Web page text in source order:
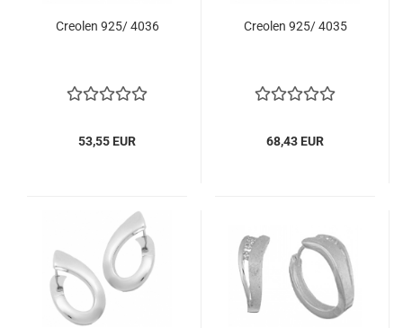
Creolen 925/ 4036
53,55 EUR
Creolen 925/ 4035
68,43 EUR